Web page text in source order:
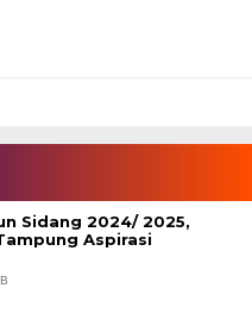
Sidang 2024/ 2025,
Aspirasi